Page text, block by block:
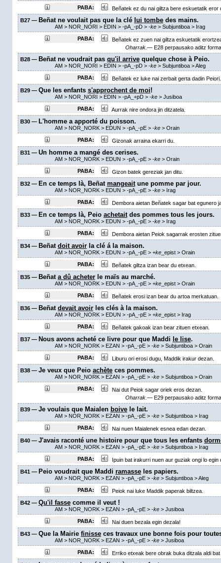
PABA:
Beñatek ez du nai giltza bere eskuetatik eror
B27 — Beñat ne voulait pas que la clé lui tombedes mains.
AM> NOR_NORI > EDIN > -pA_-pD> -ke> Subjuntiboa > Irag
PABA:
Beñatek ez zuen nai giltza eskuetatik
Oharrak.—E28 perpausako aditz
B28 — Beñat ne voudrait pas qu'il arrivequelque chose à Peio.
AM> NOR_NORI > EDIN > -pA_-pD> -ke> Subjuntiboa >Aleg
PABA:
Beñatek ez luke nai zerbait gerta dadin Peiori.
B29 — Que les enfants s'approchent de moi!
AM> NOR_NORI > EDIN > -pA_+pD> -ke> Jusiboa
PABA:
Aurrak nire ondora jin ditzatela.
B30 — L'homme a apporté du poisson.
AM> NOR_NORK > EDUN > -pA_-pE> -ke> Orain
PABA:
Gizonak arraina ekarri du.
B31 — Un homme a mangé des cerises.
AM> NOR_NORK > EDUN > -pA_-pE> -ke> Orain
PABA:
Gizon batek gereziak jan ditu.
B32 — En ce temps là, Beñat mangeaitune pomme par jour.
AM> NOR_NORK > EDUN > -pA_-pE> -ke> Irag
PABA:
Dembora aietan Beñatek sagar bat egunero
B33 — En ce temps là, Peio achetaitdes pommes tous les jours.
AM> NOR_NORK > EDUN > -pA_-pE> -ke> Irag
PABA:
Dembora aietan Peiok sagarrak erosten
B34 — Beñat doit avoirla clé á la maison.
AM> NOR_NORK > EDUN > -pA_-pE> +ke_epist> Orain
PABA:
Beñatek giltza izan bear du etxean.
B35 — Beñat a dû acheterle maïs au marché.
AM> NOR_NORK > EDUN > -pA_-pE> +ke_epist> Orain
PABA:
Beñatek erosi izan bear du artoa merkatuan.
B36 — Beñat devait avoirles clés à la maison.
AM> NOR_NORK > EDUN > -pA_-pE> +ke_epist> Irag
PABA:
Beñatek gakoak izan bear zituen etxean.
B37 — Nous avons acheté ce livre pour que Maddi le lise.
AM> NOR_NORK > EZAN > -pA_-pE> -ke> Subjuntiboa > Orain
PABA:
Liburu ori erosi dugu, Maddik irakur dezan.
B38 — Je veux que Peio achèteces pommes.
AM> NOR_NORK > EZAN > -pA_-pE> -ke> Subjuntiboa > Orain
PABA:
Nai dut Peiok sagar oriek eros dezan.
Oharrak.—E29 perpausako aditz
B39 — Je voulais que Maialen boivele lait.
AM> NOR_NORK > EZAN > -pA_-pE> -ke> Subjuntiboa > Irag
PABA:
Nai nuen Maialenek esnea edan dezan.
B40 — J'avais raconté une histoire pour que tous les enfants
AM> NOR_NORK > EZAN > -pA_-pE> -ke> Subjuntiboa > Irag
PABA:
Ipuin bat irakurri nuen aur guziak ongi lo egin
B41 — Peio voudrait que Maddi ramasseles papiers.
AM> NOR_NORK > EZAN > -pA_-pE> -ke> Subjuntiboa >Aleg
PABA:
Peiok nai luke Maddik paperak biltzea.
B42 — Qu'il fassecomme il veut !
AM> NOR_NORK > EZAN > -pA_-pE> -ke> Jusiboa
PABA:
Nai duen bezala egin dezala!
B43 — Que la Mairie finisseces travaux une bonne fois pour
AM> NOR_NORK > EZAN > -pA_-pE> -ke> Jusiboa
PABA:
Erriko etxeak bere obrak buka ditzala aldi